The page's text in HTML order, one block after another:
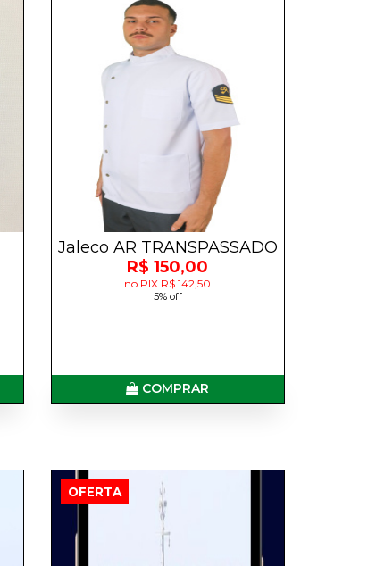
Jaleco AR TRANSPASSADO
R$ 150,00
no PIX R$ 142,50
5% off
COMPRAR
OFERTA